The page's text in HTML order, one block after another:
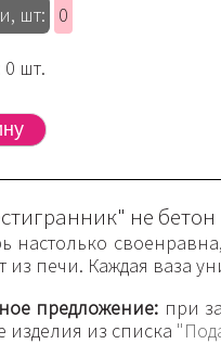
шт:
0
0 шт.
не бетон
настолько
из печи. Каждая ваза
предложение: при
изделия из списка